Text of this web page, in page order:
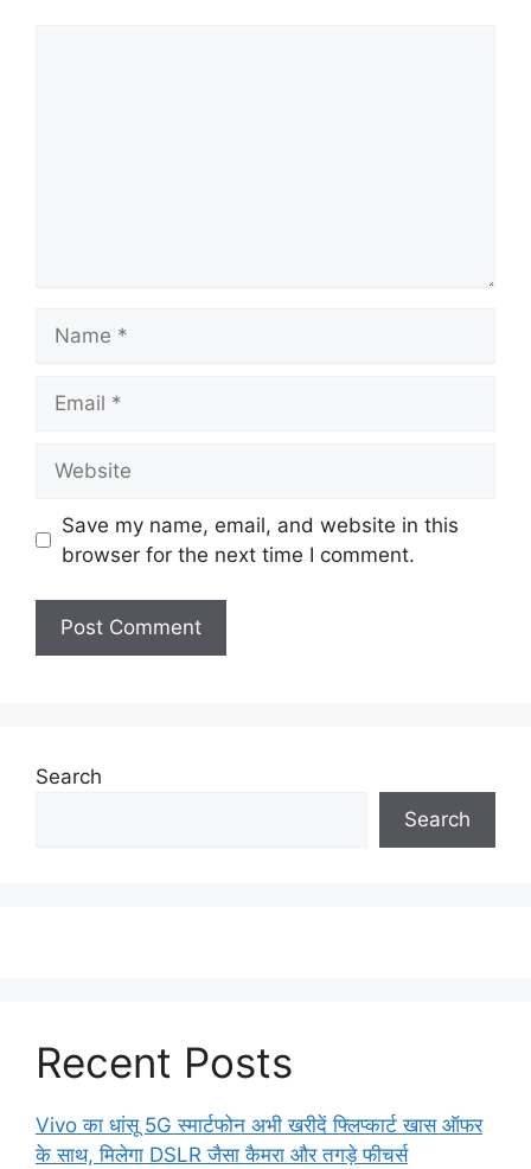
Save my name, email, and website in this
browser for the next time I comment.
Search
Search
Recent Posts
Vivo का धांसू 5G स्मार्टफोन अभी खरीदें फ्लिप्कार्ट खास ऑफर
के साथ, मिलेगा DSLR जैसा कैमरा और तगड़े फीचर्स